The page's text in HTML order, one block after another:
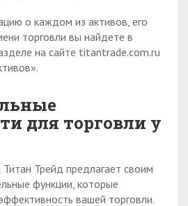
о каждом из активов, его
торговли вы найдете в
на сайте titantrade.com.ru
для торговли у
Трейд предлагает своим
функции, которые
вашей торговли.